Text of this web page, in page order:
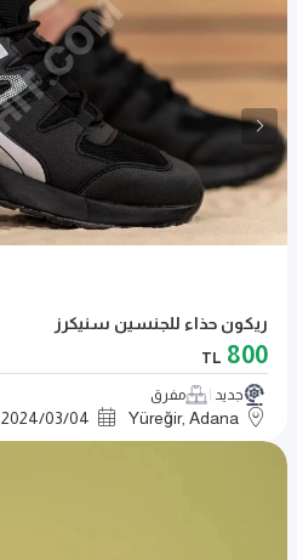
ريكون حذاء للجنسين سنيكرز
800
TL
جديد مفرق
Yüreğir, Adana
2024/03/04